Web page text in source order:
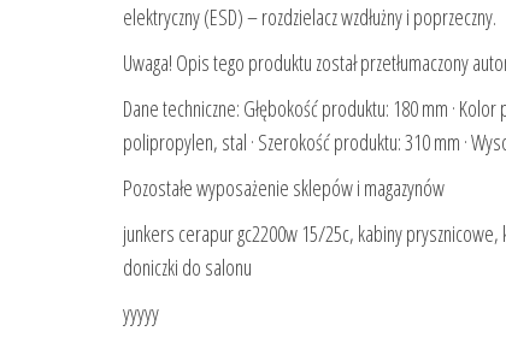
elektryczny (ESD) – rozdzielacz wzdłużny i poprzeczny.
Uwaga! Opis tego produktu został przetłumaczony
Dane techniczne: Głębokość produktu: 180 mm ·
polipropylen, stal · Szerokość produktu: 310 mm ·
Pozostałe wyposażenie sklepów i magazynów
junkers cerapur gc2200w 15/25c, kabiny
doniczki do salonu
yyyyy